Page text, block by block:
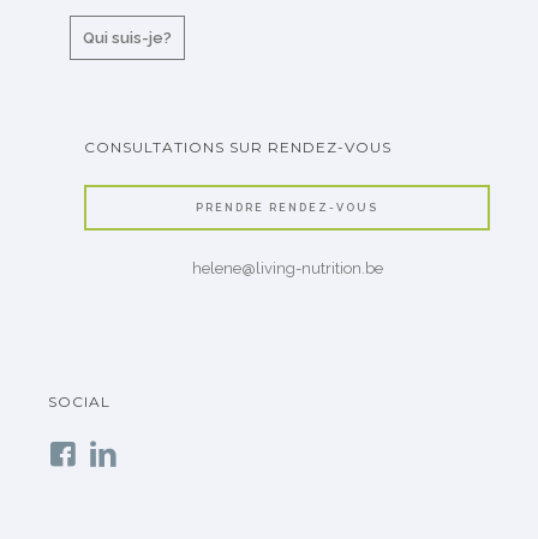
Qui suis-je?
CONSULTATIONS SUR RENDEZ-VOUS
PRENDRE RENDEZ-VOUS
helene@living-nutrition.be
SOCIAL